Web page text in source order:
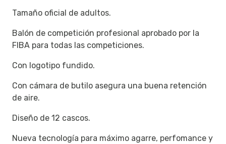
Tamaño oficial de adultos.
Balón de competición profesional aprobado por la
FIBA para todas las competiciones.
Con logotipo fundido.
Con cámara de butilo asegura una buena retención
de aire.
Diseño de 12 cascos.
Nueva tecnología para máximo agarre, perfomance y